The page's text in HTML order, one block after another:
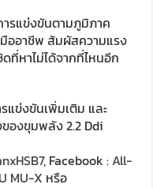
รแข่งขันตามภูมิภาค
ออาชีพ สัมผัสความแรง
ที่หาไม่ได้จากที่ไหนอีก
แข่งขันเพิ่มเติม และ
องขุมพลัง 2.2 Ddi
, Facebook : All-
MU-X หรือ